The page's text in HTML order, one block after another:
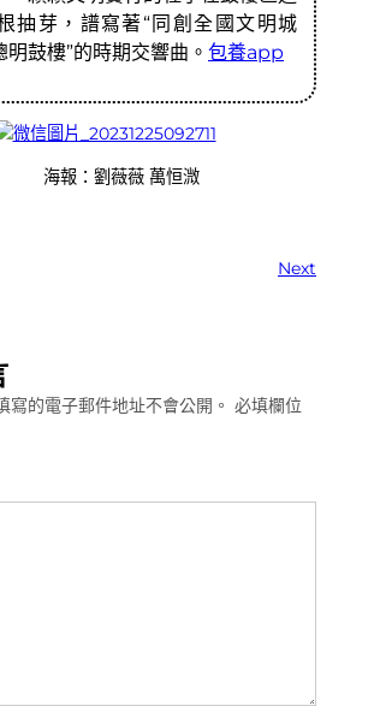
抽芽，譜寫著“同創全國文明城
鼓樓”的時期交響曲。 包養app
海報：劉薇薇 萬恒溦
Next
寫的電子郵件地址不會公開。 必填欄位